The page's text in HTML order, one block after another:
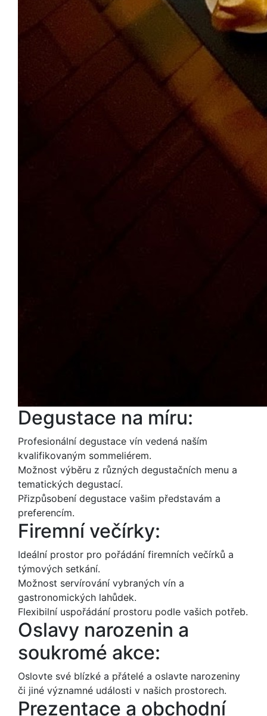
Degustace na míru:
Profesionální degustace vín vedená naším
kvalifikovaným sommeliérem.
Možnost výběru z různých degustačních menu a
tematických degustací.
Přizpůsobení degustace vašim představám a
preferencím.
Firemní večírky:
Ideální prostor pro pořádání firemních večírků a
týmových setkání.
Možnost servírování vybraných vín a
gastronomických lahůdek.
Flexibilní uspořádání prostoru podle vašich potřeb.
Oslavy narozenin a
soukromé akce:
Oslovte své blízké a přátelé a oslavte narozeniny
či jiné významné události v našich prostorech.
Prezentace a obchodní